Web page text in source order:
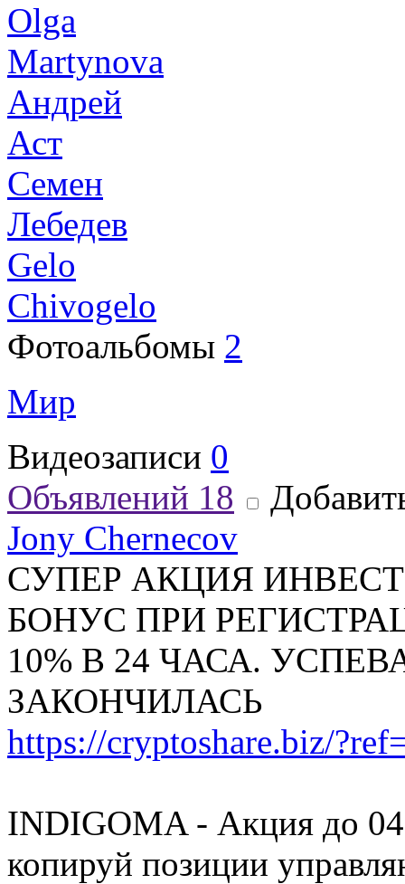
Olga
Martynova
Андрей
Аст
Семен
Лебедев
Gelo
Chivogelo
Фотоальбомы 2
Мир
Видеозаписи 0
Объявлений 18
Jony Chernecov
СУПЕР АКЦИЯ
БОНУС ПРИ
10% В 24 ЧАСА.
ЗАКОНЧИЛАСЬ
https://cryptoshare.biz/
INDIGOMA - Акция до
копируй позиции